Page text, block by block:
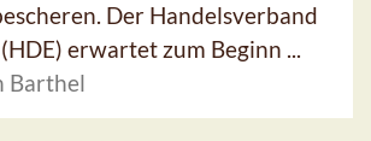
Der Handelsverband
erwartet zum Beginn ...
Barthel